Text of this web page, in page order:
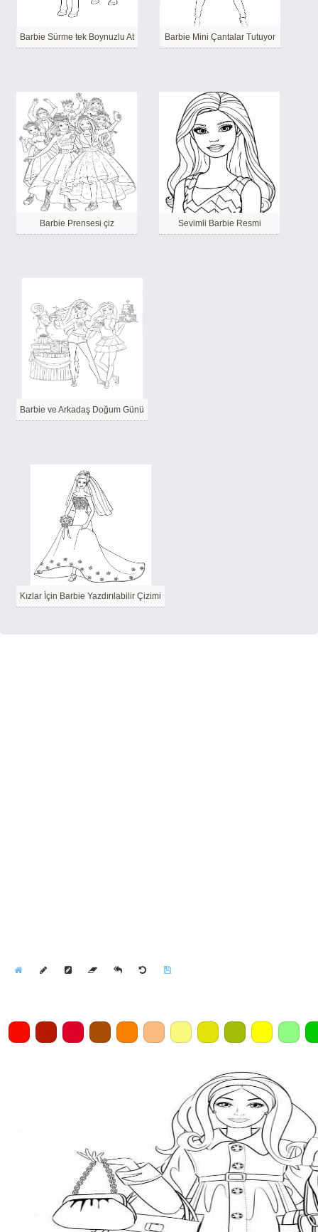
Barbie Sürme tek Boynuzlu At Barbie Mini Çantalar Tutuyor
Barbie Prensesi çiz Sevimli Barbie Resmi
Barbie ve Arkadaş Doğum Günü
Kızlar İçin Barbie Yazdırılabilir Çizimi